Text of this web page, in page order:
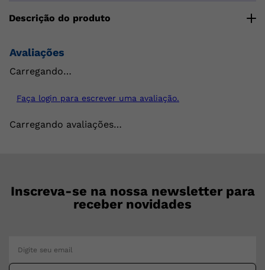
Descrição do produto
Avaliações
Carregando…
Faça login para escrever uma avaliação.
Carregando avaliações…
Inscreva-se na nossa newsletter para
receber novidades